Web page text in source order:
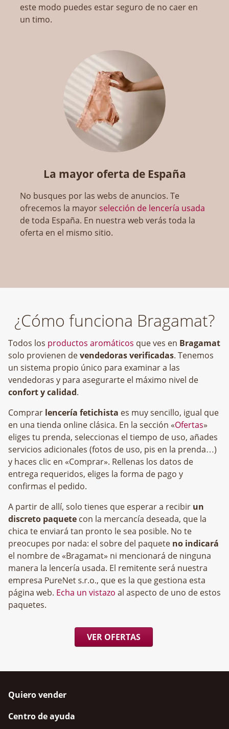
este modo puedes estar seguro de no caer en
un timo.
La mayor oferta de España
No busques por las webs de anuncios. Te
ofrecemos la mayorselección de lencería usada
de toda España. En nuestra web verás toda la
oferta en el mismo sitio.
¿Cómo funciona Bragamat?
Todos los productos aromáticos que ves en Bragamat
solo provienen devendedoras verificadas. Tenemos
un sistema propio único para examinar a las
vendedoras y para asegurarte el máximo nivel de
confort y calidad.
Comprar lencería fetichista es muy sencillo, igual que
en una tienda online clásica. En la sección «Ofertas»
eliges tu prenda, seleccionas el tiempo de uso, añades
servicios adicionales (fotos de uso, pis en la prenda…)
y haces clic en «Comprar». Rellenas los datos de
entrega requeridos, eliges la forma de pago y
confirmas el pedido.
A partir de allí, solo tienes que esperar a recibir un
discreto paquete con la mercancía deseada, que la
chica te enviará tan pronto le sea posible. No te
preocupes por nada: el sobre del paquete no indicará
el nombre de «Bragamat» ni mencionará de ninguna
manera la lencería usada. El remitente será nuestra
empresa
, que es la que gestiona esta
página web. Echa un vistazo al aspecto de uno de estos
paquetes.
VER OFERTAS
Quiero vender
Centro de ayuda